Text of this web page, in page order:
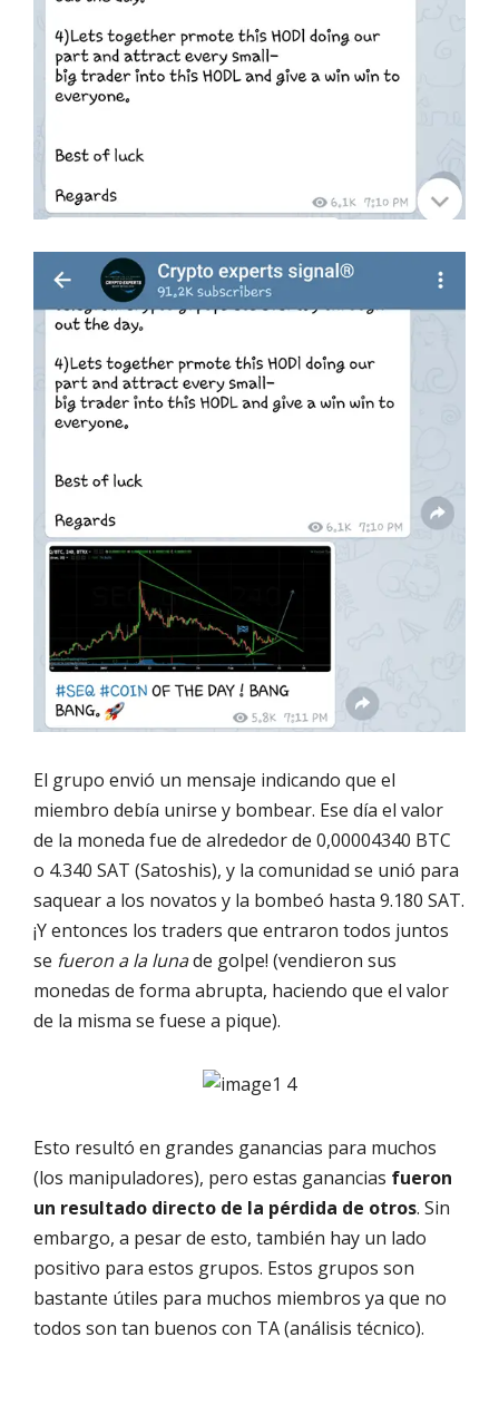
El grupo envió un mensaje indicando que el
miembro debía unirse y bombear. Ese día el valor
de la moneda fue de alrededor de 0,00004340 BTC
o 4.340 SAT (Satoshis), y la comunidad se unió para
saquear a los novatos y la bombeó hasta 9.180 SAT.
¡Y entonces los traders que entraron todos juntos
se fueron a la lunade golpe! (vendieron sus
monedas de forma abrupta, haciendo que el valor
de la misma se fuese a pique).
Esto resultó en grandes ganancias para muchos
(los manipuladores), pero estas ganancias fueron
un resultado directo de la pérdida de otros. Sin
embargo, a pesar de esto, también hay un lado
positivo para estos grupos. Estos grupos son
bastante útiles para muchos miembros ya que no
todos son tan buenos con TA (análisis técnico).